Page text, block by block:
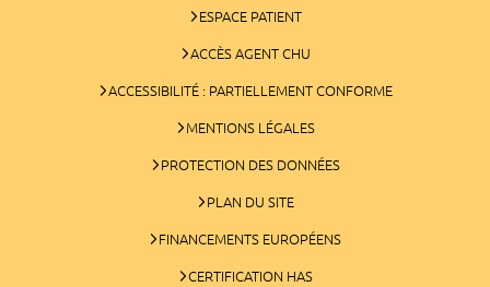
ESPACE PATIENT
ACCÈS AGENT CHU
ACCESSIBILITÉ : PARTIELLEMENT CONFORME
MENTIONS LÉGALES
PROTECTION DES DONNÉES
PLAN DU SITE
FINANCEMENTS EUROPÉENS
CERTIFICATION HAS